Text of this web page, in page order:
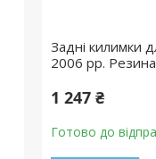
Задні килимки
2006 рр.
1 247 ₴
Готово до